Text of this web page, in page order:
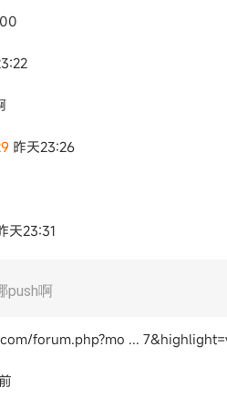
昨天23:26
天23:31
push啊
forum.php?mo ...